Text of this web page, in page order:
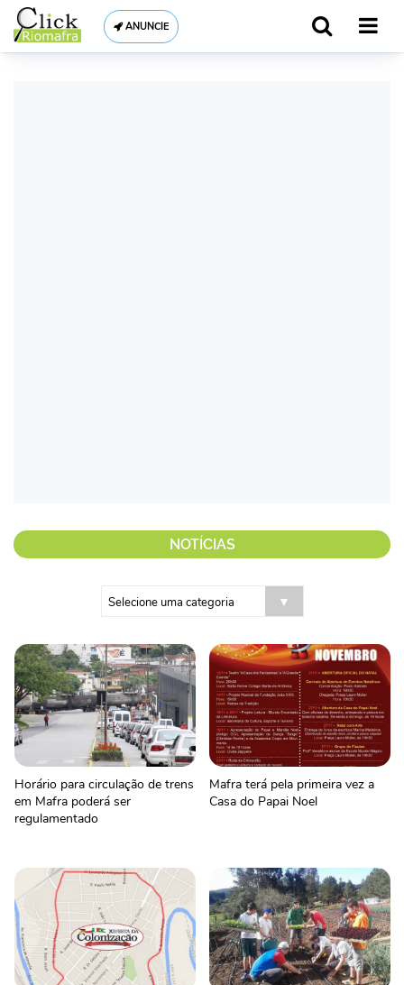
ANUNCIE
NOTÍCIAS
Horário para circulação de trens
em Mafra poderá ser
regulamentado
Mafra terá pela primeira vez a
Casa do Papai Noel